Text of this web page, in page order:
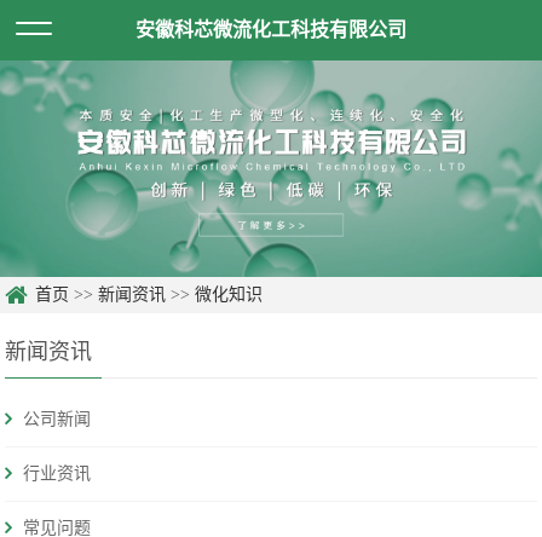
安徽科芯微流化工科技有限公司
首页 >>新闻资讯 >>微化知识
新闻资讯
公司新闻
行业资讯
常见问题